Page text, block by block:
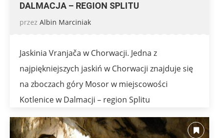
DALMACJA – REGION SPLITU
przez Albin Marciniak
Jaskinia Vranjača w Chorwacji. Jedna z
najpiękniejszych jaskiń w Chorwacji znajduje się
na zboczach góry Mosor w miejscowości
Kotlenice w Dalmacji – region Splitu